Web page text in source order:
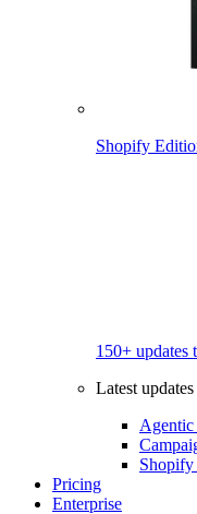
Shopify
150+ updates
Latest updates
Agentic
Pricing
Enterprise